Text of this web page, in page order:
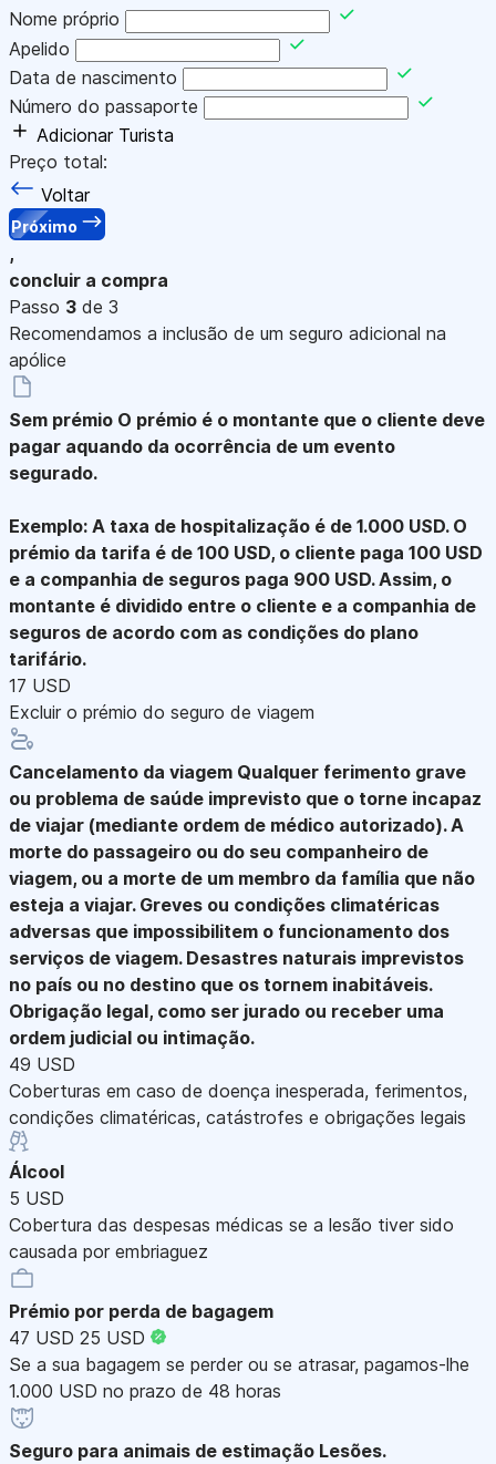
Nome próprio
Apelido
Data de nascimento
Número do passaporte
Adicionar Turista
Preço total:
Voltar
Próximo
,
concluir a compra
Passo 3 de 3
Recomendamos a inclusão de um seguro adicional na
apólice
Sem prémio O prémio é o montante que o cliente deve
pagar aquando da ocorrência de um evento
segurado.
Exemplo: A taxa de hospitalização é de 1.000 USD. O
prémio da tarifa é de 100 USD, o cliente paga 100 USD
e a companhia de seguros paga 900 USD. Assim, o
montante é dividido entre o cliente e a companhia de
seguros de acordo com as condições do plano
tarifário.
17 USD
Excluir o prémio do seguro de viagem
Cancelamento da viagem Qualquer ferimento grave
ou problema de saúde imprevisto que o torne incapaz
de viajar (mediante ordem de médico autorizado). A
morte do passageiro ou do seu companheiro de
viagem, ou a morte de um membro da família que não
esteja a viajar. Greves ou condições climatéricas
adversas que impossibilitem o funcionamento dos
serviços de viagem. Desastres naturais imprevistos
no país ou no destino que os tornem inabitáveis.
Obrigação legal, como ser jurado ou receber uma
ordem judicial ou intimação.
49 USD
Coberturas em caso de doença inesperada, ferimentos,
condições climatéricas, catástrofes e obrigações legais
Álcool
5 USD
Cobertura das despesas médicas se a lesão tiver sido
causada por embriaguez
Prémio por perda de bagagem
47 USD 25 USD
Se a sua bagagem se perder ou se atrasar, pagamos-lhe
1.000 USD no prazo de 48 horas
Seguro para animais de estimação Lesões.